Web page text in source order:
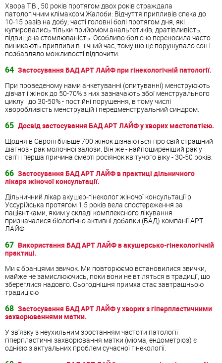
Хвора Т.В., 50 років протягом двох років страждала
патологічним клімаксом.Жалоби: Відчуття припливів спека до
10-15 разів на добу; часті головні болі протягом дня, які
купировались тільки прийомом анальгетиків; дратівливість,
підвищена стомлюваність. Особливо болісно переносила часто
виникають припливи в нічний час, тому що це порушувало сон і
позбавляло можливості відпочити.
64 Застосування БАД АРТ ЛАЙФ при гінекологічній патології.
При проведеному нами анкетуванні (опитуванні) менструюють
дівчат і жінок до 50-70% з них зазначають збої менструального
циклу і до 30-50% - постійні порушення, в тому числі
хворобливість менструацій і передменструальний синдром.
65 Досвід застосування БАД АРТ ЛАЙФ у хворих мастопатією.
Щодня в Європі більше 700 жінок дізнаються про свій страшний
діагноз - рак молочної залози. Він же - найпоширеніший рак у
світі і перша причина смерті росіянок квітучого віку - 30-50 років.
66 Застосування БАД АРТ ЛАЙФ в практиці дільничного
лікаря жіночої консультації.
Дільничний лікар акушер-гінеколог жіночої консультації р.
Уссурійська протягом 1,5 років вела спостереження за
пацієнтками, яким у складі комплексного лікування
призначалися біологічно активні добавки (БАД) компанії АРТ
ЛАЙФ.
67 Використання БАД АРТ ЛАЙФ в акушерсько-гінекологічній
практиці.
Ми є бранцями звичок. Ми повторюємо встановилися звички,
майже не замислюючись, поки вони не втіляться в традиції, що
збереглися надовго. Сьогоднішня примха стає завтрашньою
традицією
68 Застосування БАД АРТ ЛАЙФ у хворих з гіперпластичними
захворюваннями матки.
У зв'язку з неухильним зростанням частоти патології
гіперпластичні захворювання матки (міома, ендометріоз) є
однією з актуальних проблем сучасної гінекології.